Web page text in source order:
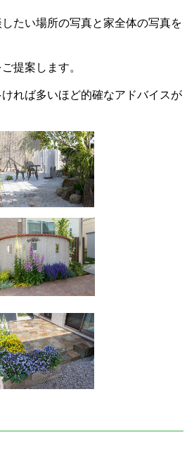
たい場所の写真と家全体の写真を
提案します。
れば多いほど的確なアドバイスが